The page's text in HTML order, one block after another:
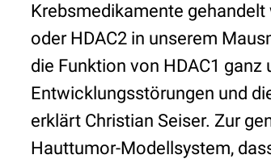
Krebsmedikamente gehandelt
oder HDAC2 in unserem
die Funktion von HDAC1
Entwicklungsstörungen und
erklärt Christian Seiser. Zur
Hauttumor-Modellsystem,